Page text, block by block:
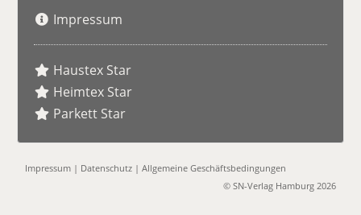
Impressum
Haustex Star
Heimtex Star
Parkett Star
Impressum | Datenschutz |Allgemeine Geschäftsbedingungen
© SN-Verlag Hamburg 2026